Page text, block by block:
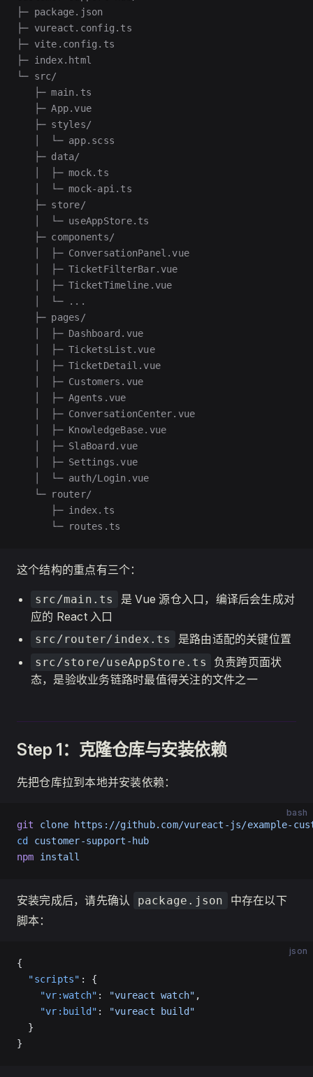
├─ package.json
├─ vureact.config.ts
├─ vite.config.ts
├─ index.html
└─ src/
   ├─ main.ts
   ├─ App.vue
   ├─ styles/
   │  └─ app.scss
   ├─ data/
   │  ├─ mock.ts
   │  └─ mock-api.ts
   ├─ store/
   │  └─ useAppStore.ts
   ├─ components/
   │  ├─ ConversationPanel.vue
   │  ├─ TicketFilterBar.vue
   │  ├─ TicketTimeline.vue
   │  └─ ...
   ├─ pages/
   │  ├─ Dashboard.vue
   │  ├─ TicketsList.vue
   │  ├─ TicketDetail.vue
   │  ├─ Customers.vue
   │  ├─ Agents.vue
   │  ├─ ConversationCenter.vue
   │  ├─ KnowledgeBase.vue
   │  ├─ SlaBoard.vue
   │  ├─ Settings.vue
   │  └─ auth/Login.vue
   └─ router/
      ├─ index.ts
      └─ routes.ts
这个结构的重点有三个：
src/main.ts
是 Vue 源仓入口，编译后会生成对
应的 React 入口
src/router/index.ts 是路由适配的关键位置
src/store/useAppStore.ts
负责跨页面状
态，是验收业务链路时最值得关注的文件之一
Step 1：克隆仓库与安装依赖
先把仓库拉到本地并安装依赖：
bash
git clone https://github.com/vureact-js/example-
cd
customer-support-hub
npm install
安装完成后，请先确认 package.json
中存在以下
脚本：
json
{
  "scripts"
: {
    "vr:watch"
: "vureact watch" ,
    "vr:build"
:
"vureact build"
  }
}